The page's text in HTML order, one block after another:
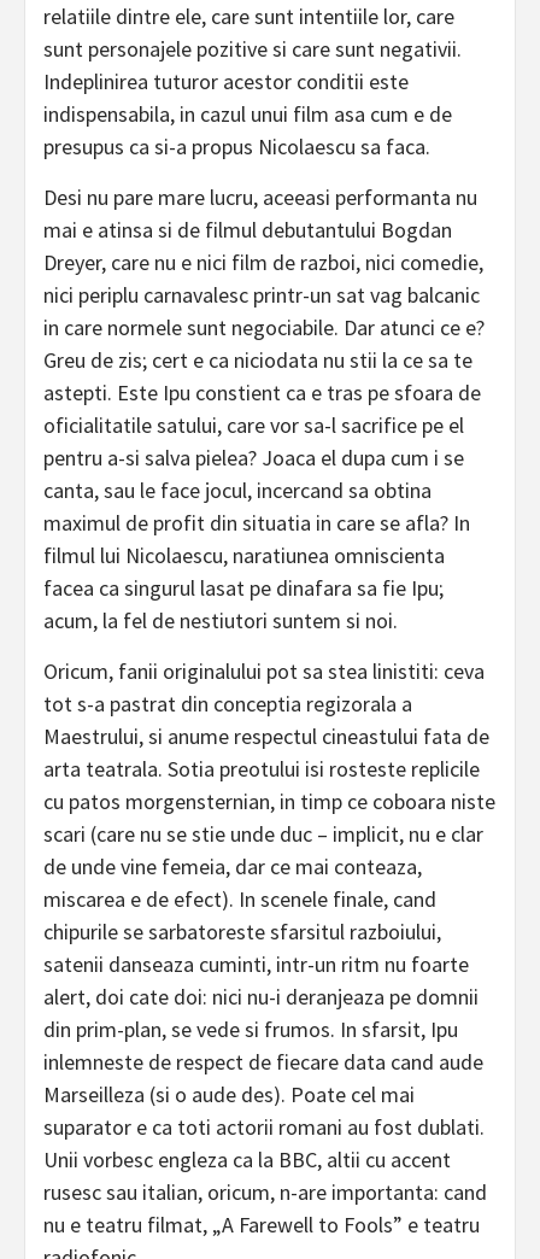
relatiile dintre ele, care sunt intentiile lor, care
sunt personajele pozitive si care sunt negativii.
Indeplinirea tuturor acestor conditii este
indispensabila, in cazul unui film asa cum e de
presupus ca si-a propus Nicolaescu sa faca.
Desi nu pare mare lucru, aceeasi performanta nu
mai e atinsa si de filmul debutantului Bogdan
Dreyer, care nu e nici film de razboi, nici comedie,
nici periplu carnavalesc printr-un sat vag balcanic
in care normele sunt negociabile. Dar atunci ce e?
Greu de zis; cert e ca niciodata nu stii la ce sa te
astepti. Este Ipu constient ca e tras pe sfoara de
oficialitatile satului, care vor sa-l sacrifice pe el
pentru a-si salva pielea? Joaca el dupa cum i se
canta, sau le face jocul, incercand sa obtina
maximul de profit din situatia in care se afla? In
filmul lui Nicolaescu, naratiunea omniscienta
facea ca singurul lasat pe dinafara sa fie Ipu;
acum, la fel de nestiutori suntem si noi.
Oricum, fanii originalului pot sa stea linistiti: ceva
tot s-a pastrat din conceptia regizorala a
Maestrului, si anume respectul cineastului fata de
arta teatrala. Sotia preotului isi rosteste replicile
cu patos morgensternian, in timp ce coboara niste
scari (care nu se stie unde duc – implicit, nu e clar
de unde vine femeia, dar ce mai conteaza,
miscarea e de efect). In scenele finale, cand
chipurile se sarbatoreste sfarsitul razboiului,
satenii danseaza cuminti, intr-un ritm nu foarte
alert, doi cate doi: nici nu-i deranjeaza pe domnii
din prim-plan, se vede si frumos. In sfarsit, Ipu
inlemneste de respect de fiecare data cand aude
Marseilleza (si o aude des). Poate cel mai
suparator e ca toti actorii romani au fost dublati.
Unii vorbesc engleza ca la BBC, altii cu accent
rusesc sau italian, oricum, n-are importanta: cand
nu e teatru filmat, „A Farewell to Fools” e teatru